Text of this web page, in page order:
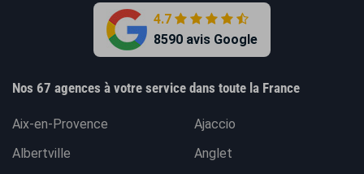
4.7
8590 avis Google
Nos 67 agences à votre service dans toute la France
Aix-en-Provence
Ajaccio
Albertville
Anglet